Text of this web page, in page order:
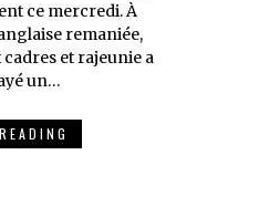
ce mercredi. À
remaniée,
et rajeunie a
un…